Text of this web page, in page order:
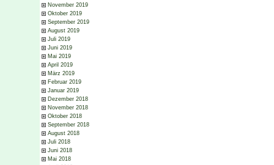
November 2019
Oktober 2019
September 2019
August 2019
Juli 2019
Juni 2019
Mai 2019
April 2019
März 2019
Februar 2019
Januar 2019
Dezember 2018
November 2018
Oktober 2018
September 2018
August 2018
Juli 2018
Juni 2018
Mai 2018